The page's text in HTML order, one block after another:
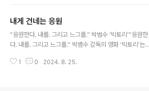
주(이선균). 사실상 재판을 뒤에서 좌지우지하는 전상두에
의해 그는 소신을 꺾지 않으면 사형을 당할 처지다. 박태주
는 군인이라면 그게 무엇이든 명령을 따라야 한다는 게 소
라고 말하는 타협 없는 인물이다. 정인후는 어떻게든 사형
내게 건네는 응원
“응원한다. 내를. 그리고 느그를.” 박범수 ‘빅토리’“응원한
다. 내를. 그리고 느그를.” 박볌수 감독의 영화 ‘빅토리’는
말하면서 끝을 맺는다. 때는 1999년. 세기말의 불안과 새
1 0 2024. 8. 25.